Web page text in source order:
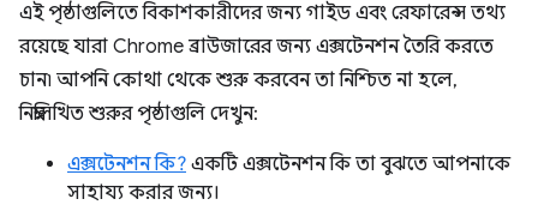
এই পৃষ্ঠাগুলিতে বিকাশকারীদের জন্য গাইড এবং রেফারেন্স তথ্য
রয়েছে যারা Chrome ব্রাউজারের জন্য এক্সটেনশন তৈরি করতে
চান৷ আপনি কোথা থেকে শুরু করবেন তা নিশ্চিত না হলে,
নিম্নলিখিত শুরুর পৃষ্ঠাগুলি দেখুন:
এক্সটেনশন কি? একটি এক্সটেনশন কি তা বুঝতে আপনাকে
সাহায্য করার জন্য।